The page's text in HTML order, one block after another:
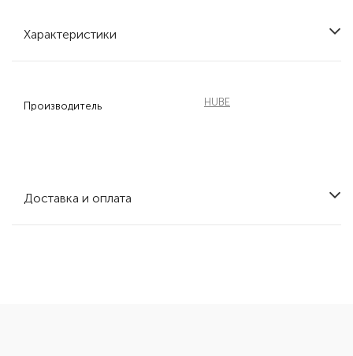
Характеристики
Производитель HUBE
Доставка и оплата